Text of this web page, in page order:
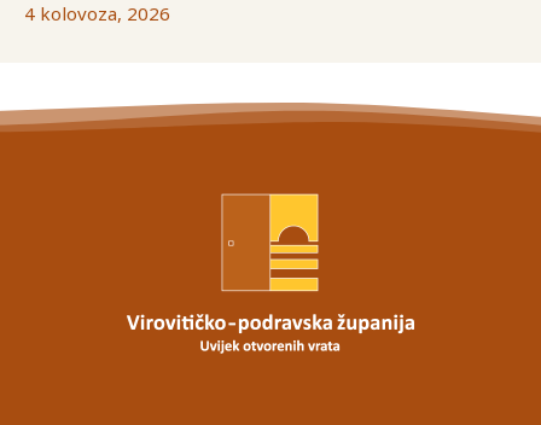
4 kolovoza, 2026